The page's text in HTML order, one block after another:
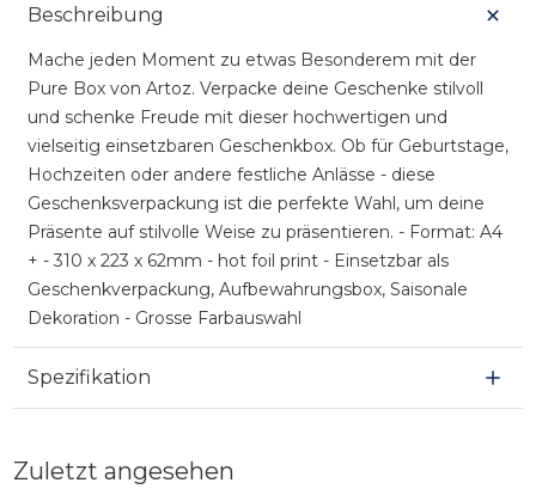
Beschreibung
Mache jeden Moment zu etwas Besonderem mit der
Pure Box von Artoz. Verpacke deine Geschenke stilvoll
und schenke Freude mit dieser hochwertigen und
vielseitig einsetzbaren Geschenkbox. Ob für Geburtstage,
Hochzeiten oder andere festliche Anlässe - diese
Geschenksverpackung ist die perfekte Wahl, um deine
Präsente auf stilvolle Weise zu präsentieren. - Format: A4
+ - 310 x 223 x 62mm - hot foil print - Einsetzbar als
Geschenkverpackung, Aufbewahrungsbox, Saisonale
Dekoration - Grosse Farbauswahl
Spezifikation
Zuletzt angesehen